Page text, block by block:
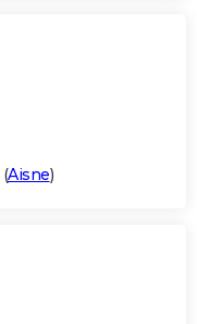
(Aisne)